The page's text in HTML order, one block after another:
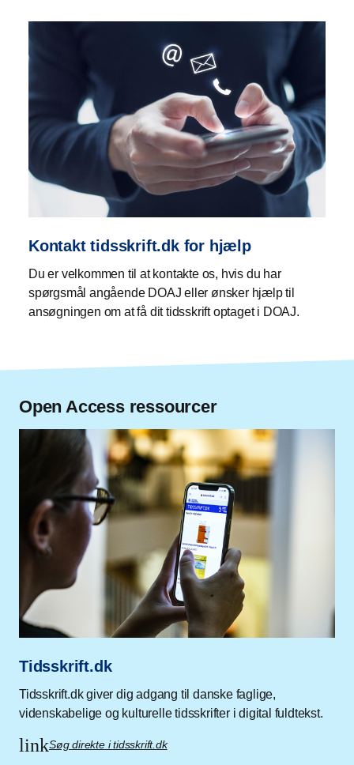
Kontakt tidsskrift.dk for hjælp
Du er velkommen til at kontakte os, hvis du har
spørgsmål angående DOAJ eller ønsker hjælp til
ansøgningen om at få dit tidsskrift optaget i DOAJ.
Open Access ressourcer
Tidsskrift.dk
Tidsskrift.dk giver dig adgang til danske faglige,
videnskabelige og kulturelle tidsskrifter i digital fuldtekst.
linkSøg direkte i tidsskrift.dk